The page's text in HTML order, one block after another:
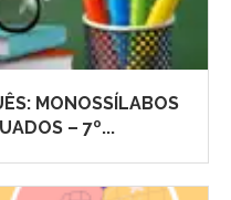
MONOSSÍLABOS
– 7º...